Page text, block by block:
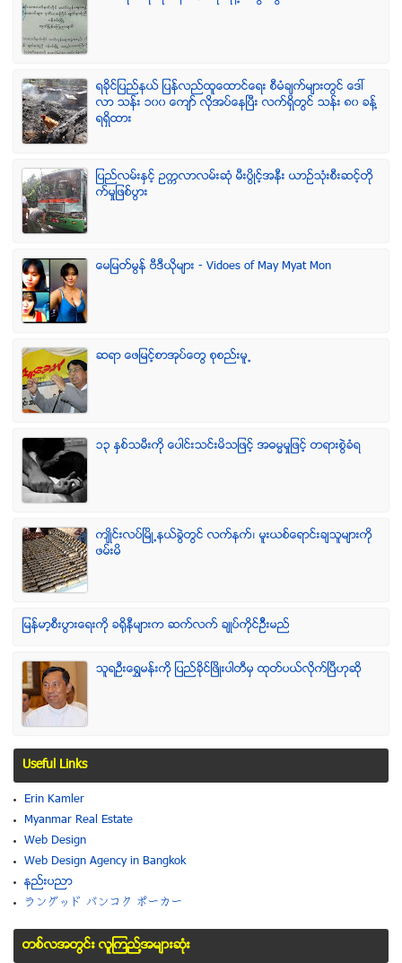
ရခုိင္ျပည္နယ္ ျပန္လည္ထူေထာင္ေရး စီမံခ်က္မ်ားတြင္ ေဒၚ
လာ သန္း ၁၀၀ ေက်ာ္ လုိအပ္ေနၿပီး လက္ရွိတြင္ သန္း ၈၀ ခန္႔
ရရွိထား
ျပည္လမ္းႏွင့္ ဥကၠလာလမ္းဆုံ မီးပြိဳင့္အနီး ယာဥ္သုံးစီးဆင့္တို
က္မႈျဖစ္ပြား
ေမျမတ္မြန္ ဗီဒီယုိမ်ား - Vidoes of May Myat Mon
ဆရာ ေဖျမင့္စာအုပ္ေတြ စုစည္းမူ႕
၁၃ ႏွစ္သမီးကို ေပါင္းသင္းမိသျဖင့္ အဓမၼမႈျဖင့္ တရားစြဲခံရ
က်ဳိင္းလပ္ၿမိဳ႕နယ္ခြဲတြင္ လက္နက္၊ မူးယစ္ေရာင္းခ်သူမ်ားကို
ဖမ္းမိ
ျမန္မာ့စီးပြားေရးကို ခရိုနီမ်ားက ဆက္လက္ ခ်ဳပ္ကိုင္ဥိီးမည္
သူရဦးေရႊမန္းကို ျပည္ခိုင္ျဖိဳးပါတီမွ ထုတ္ပယ္လိုက္ျပီဟုဆို
Useful Links
Erin Kamler
Myanmar Real Estate
Web Design
Web Design Agency in Bangkok
နည္းပညာ
ラングッド バンコク ポーカー
တစ္လအတြင္း လူၾကည္႔အမ်ားဆံုး